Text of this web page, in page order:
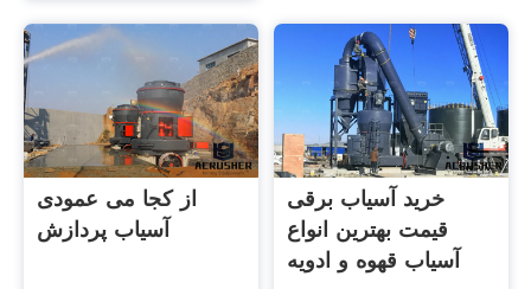
از کجا می عمودی
آسیاب پردازش
خرید آسیاب برقی
قیمت بهترین انواع
آسیاب قهوه و ادویه